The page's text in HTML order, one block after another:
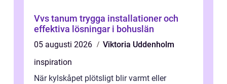
Vvs tanum trygga installationer och
effektiva lösningar i bohuslän
05 augusti 2026
Viktoria Uddenholm
inspiration
När kylskåpet plötsligt blir varmt eller